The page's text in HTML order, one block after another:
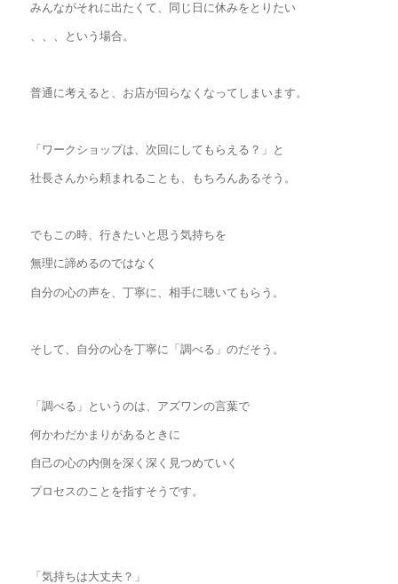
みんながそれに出たくて、同じ日に休みをとりたい
、、、という場合。
普通に考えると、お店が回らなくなってしまいます。
「ワークショップは、次回にしてもらえる？」と
社長さんから頼まれることも、もちろんあるそう。
でもこの時、行きたいと思う気持ちを
無理に諦めるのではなく
自分の心の声を、丁寧に、相手に聴いてもらう。
そして、自分の心を丁寧に「調べる」のだそう。
「調べる」というのは、アズワンの言葉で
何かわだかまりがあるときに
自己の心の内側を深く深く見つめていく
プロセスのことを指すそうです。
「気持ちは大丈夫？」